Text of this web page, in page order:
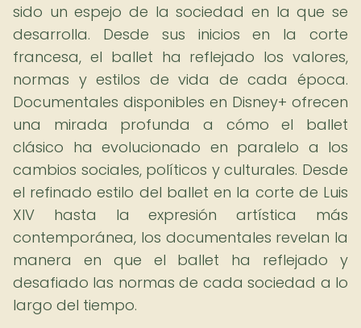
sido un espejo de la sociedad en la que se
desarrolla. Desde sus inicios en la corte
francesa, el ballet ha reflejado los valores,
normas y estilos de vida de cada época.
Documentales disponibles en Disney+ ofrecen
una mirada profunda a cómo el ballet
clásico ha evolucionado en paralelo a los
cambios sociales, políticos y culturales. Desde
el refinado estilo del ballet en la corte de Luis
XIV hasta la expresión artística más
contemporánea, los documentales revelan la
manera en que el ballet ha reflejado y
desafiado las normas de cada sociedad a lo
largo del tiempo.